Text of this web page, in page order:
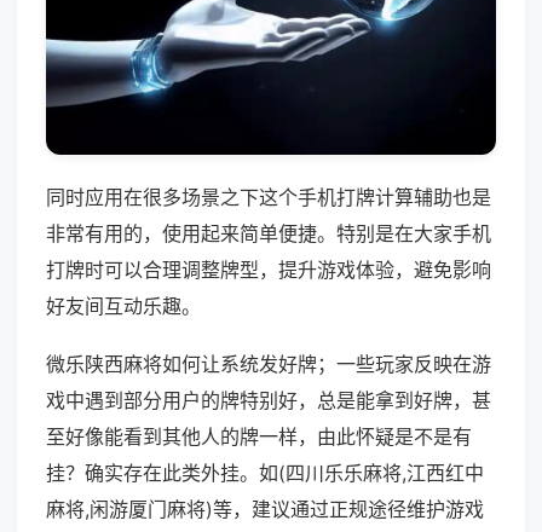
同时应用在很多场景之下这个手机打牌计算辅助也是
非常有用的，使用起来简单便捷。特别是在大家手机
打牌时可以合理调整牌型，提升游戏体验，避免影响
好友间互动乐趣。
微乐陕西麻将如何让系统发好牌；一些玩家反映在游
戏中遇到部分用户的牌特别好，总是能拿到好牌，甚
至好像能看到其他人的牌一样，由此怀疑是不是有
挂？确实存在此类外挂。如(四川乐乐麻将,江西红中
麻将,闲游厦门麻将)等，建议通过正规途径维护游戏